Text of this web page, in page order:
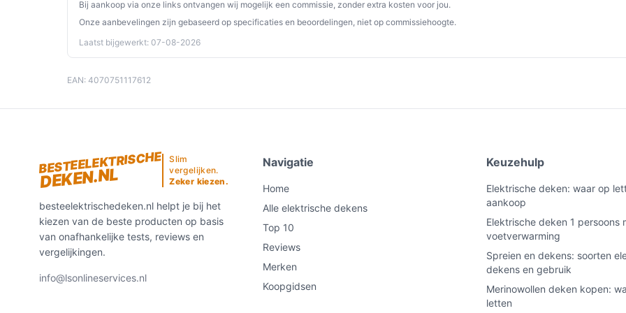
Gebruik een geschikte USB‑bron; sluit aan op een apparaat dat voldoende stroom levert
volgens de instructies van de fabrikant.
Maak gebruik van de automatische uitschakeling om onbedoeld langdurig gebruik te
beperken.
Volg de wasinstructies: het product is aangegeven als wasbaar, maar controleer in de
worden.
Gebruik geen beschadigd snoer; de kabel zit aan de rechterzijde volgens specificatie.
Installatie & eerste gebruik
Plaats het kussen rond nek en schouders en zet de gewenste temperatuurstand aan. Als het
oplaadbaar is, laad de unit eerst volledig op voordat je lange sessies plant.
Concrete checks voor de handleiding/specs:
Controleer of er een aparte sectie is over accu/opladen: staat accucapaciteit of oplaadtijd
Bij aankoop via onze links ontvangen wij mogelijk een commissie, zonder extra kosten voor jou.
Onze aanbevelingen zijn gebaseerd op specificaties en beoordelingen, niet op commissiehoogte.
Laatst bijgewerkt: 07-08-2026
EAN: 4070751117612
BESTEELEKTRISCHE
DEKEN.NL
Slim
vergelijken.
Zeker kiezen.
besteelektrischedeken.nl helpt je bij het
kiezen van de beste producten op basis
van onafhankelijke tests, reviews en
vergelijkingen.
info@lsonlineservices.nl
Navigatie
Home
Alle elektrische dekens
Top 10
Reviews
Merken
Koopgidsen
Keuzehulp
Elektrische deken: waar op
aankoop
Elektrische deken 1 persoons
voetverwarming
Spreien en dekens: soorten
dekens en gebruik
Merinowollen deken kopen:
letten